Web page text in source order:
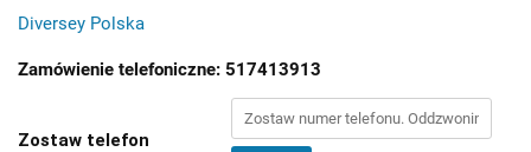
Diversey Polska
Zamówienie telefoniczne: 517413913
Zostaw telefon